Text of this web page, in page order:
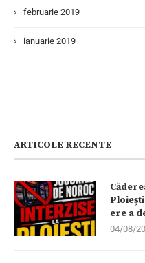
februarie 2019
ianuarie 2019
ARTICOLE RECENTE
ere a
04/08/